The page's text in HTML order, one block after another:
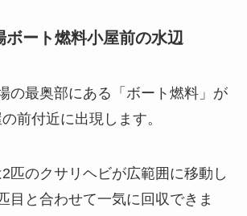
ボート燃料小屋前の水辺
の最奥部にある「ボート燃料」が
前付近に出現します。
匹のクサリヘビが広範囲に移動し
目と合わせて一気に回収できま